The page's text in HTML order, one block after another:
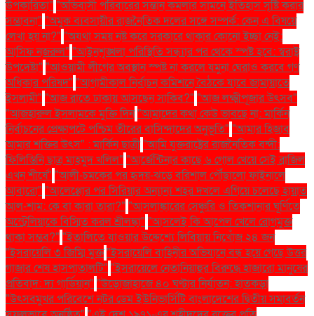
উপকারিতা""অভিবাসী পরিবারের সন্তান কমলার সামনে ইতিহাস সৃষ্টি করার
সম্ভাবনা""অমুক ব্যবসায়ীর রাজনৈতিক দলের সঙ্গে সম্পর্ক: কেন এ বিষয়ে
লেখা হয় না?""অযথা সময় নষ্ট করে সরকারে থাকার কোনো ইচ্ছা নেই:
আসিফ নজরুল""আইনশৃঙ্খলা পরিস্থিতি সন্ধ্যার পর থেকে স্পষ্ট হবে: স্বরাষ্ট্র
উপদেষ্টা""আওয়ামী লীগের অবস্থান স্পষ্ট না করলে যমুনা ঘেরাও করবে গণ
অধিকার পরিষদ""আগামীকাল নির্বাচন কমিশনে বৈঠকে যাবে জামায়াতে
ইসলামী""আজ রাতে ঢাকায় আসছেন সাকিব?""আজ লক্ষ্মীপূজার উৎসব"
"আজহারুল ইসলামকে মুক্তি দিন"আমাদের কথা কেউ ভাবছে না: মার্কিন
নির্বাচনের প্রেক্ষাপটে পশ্চিম তীরের বাসিন্দাদের অনুভূতি""আমার হিজাব
আমার শক্তির উৎস" : মার্কিন ছাত্রী"আমি যুক্তরাষ্ট্রের রাজনৈতিক বন্দী:
ফিলিস্তিনি ছাত্র মাহমুদ খলিল""আর্জেন্টিনার কাছে ৬ গোল খেয়ে সেই ব্রাজিল
এখন শীর্ষে""আলী-চমকের পর হৃদয়-ঝড়ে বরিশাল পৌঁছালো ফাইনালে
আবারো""আলেপ্পোর পর সিরিয়ার অন্যান্য শহর দখলে এগিয়ে চলেছে হায়াত
আল-শাম: কে বা কারা তারা?""আসলাঙ্কারের সেঞ্চুরি ও তিকশানার ঘূর্ণিতে
অস্ট্রেলিয়াকে বিস্মিত করল শ্রীলঙ্কা""আসলেই কি আপেল খেলে রোগমুক্ত
থাকা সম্ভব?""ইতালিতে যাওয়ার উদ্দেশ্যে লিবিয়ায় নিখোঁজ ২৪ জন
"ইসরায়েলি ৩ জিম্মি মুক্ত"ইসরায়েলি বাহিনীর অভিযানে বন্ধ হয়ে গেছে উত্তর
গাজার শেষ হাসপাতালটি""ইসরায়েলে নেতানিয়াহুর বিরুদ্ধে হাজারো মানুষের
প্রতিবাদ: দ্য গার্ডিয়ান""উড়োজাহাজে ৪০ ঘণ্টার নির্যাতন: হাতকড়া
"উৎসবমুখর পরিবেশে নটর ডেম ইউনিভার্সিটি বাংলাদেশের দ্বিতীয় সমাবর্তন